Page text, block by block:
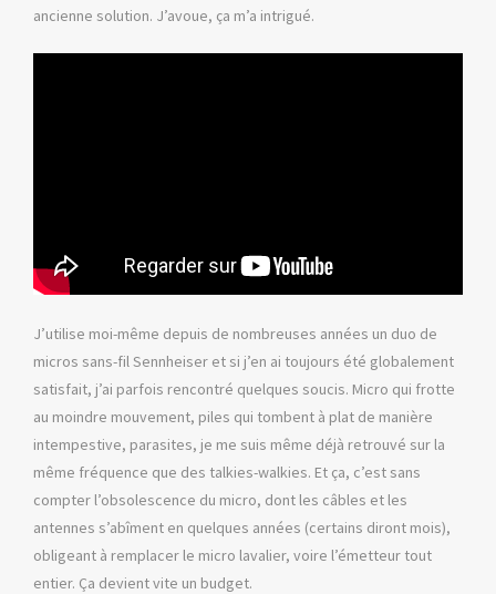
ancienne solution. J’avoue, ça m’a intrigué.
J’utilise moi-même depuis de nombreuses années un duo de
micros sans-fil Sennheiser et si j’en ai toujours été globalement
satisfait, j’ai parfois rencontré quelques soucis. Micro qui frotte
au moindre mouvement, piles qui tombent à plat de manière
intempestive, parasites, je me suis même déjà retrouvé sur la
même fréquence que des talkies-walkies. Et ça, c’est sans
compter l’obsolescence du micro, dont les câbles et les
antennes s’abîment en quelques années (certains diront mois),
obligeant à remplacer le micro lavalier, voire l’émetteur tout
entier. Ça devient vite un budget.